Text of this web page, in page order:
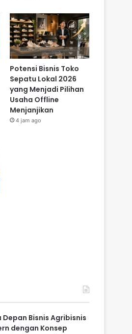
Potensi Bisnis Toko
Sepatu Lokal 2026
yang Menjadi Pilihan
Usaha Offline
Menjanjikan
4 jam ago
Depan Bisnis Agribisnis
dengan Konsep